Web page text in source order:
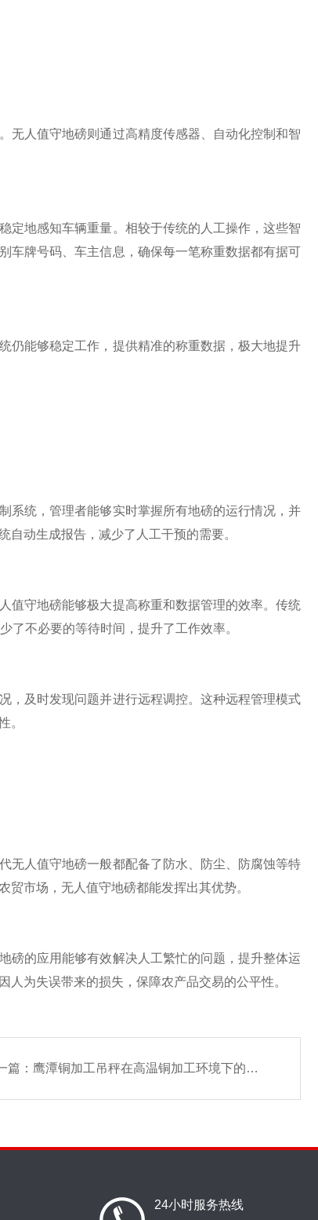
人值守地磅则通过高精度传感器、自动化控制和智
地感知车辆重量。相较于传统的人工操作，这些智
车牌号码、车主信息，确保每一笔称重数据都有据可
能够稳定工作，提供精准的称重数据，极大地提升
统，管理者能够实时掌握所有地磅的运行情况，并
动生成报告，减少了人工干预的需要。
守地磅能够极大提高称重和数据管理的效率。传统
了不必要的等待时间，提升了工作效率。
及时发现问题并进行远程调控。这种远程管理模式
。
人值守地磅一般都配备了防水、防尘、防腐蚀等特
市场，无人值守地磅都能发挥出其优势。
的应用能够有效解决人工繁忙的问题，提升整体运
为失误带来的损失，保障农产品交易的公平性。
篇： 鹰潭铜加工吊秤在高温铜加工环境下的防护与优化措施
24小时服务热线